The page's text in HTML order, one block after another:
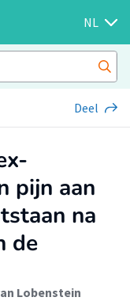
NL
Deel
pijn aan
na
de
Lobenstein